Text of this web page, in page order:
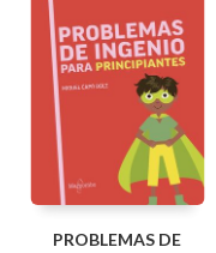
PROBLEMAS DE